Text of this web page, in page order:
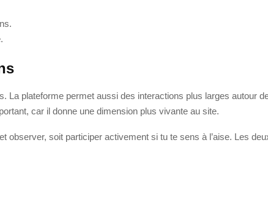
La plateforme permet aussi des interactions plus larges autour
car il donne une dimension plus vivante au site.
observer, soit participer activement si tu te sens à l’aise. Les